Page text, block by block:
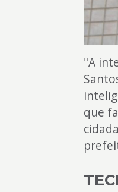
"A
que